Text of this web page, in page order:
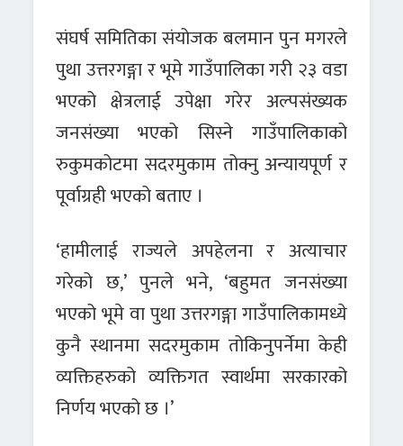
संघर्ष समितिका संयोजक बलमान पुन मगरले
पुथा उत्तरगङ्गा र भूमे गाउँपालिका गरी २३ वडा
भएको क्षेत्रलाई उपेक्षा गरेर अल्पसंख्यक
जनसंख्या भएको सिस्ने गाउँपालिकाको
रुकुमकोटमा सदरमुकाम तोक्नु अन्यायपूर्ण र
पूर्वाग्रही भएको बताए ।
‘हामीलाई राज्यले अपहेलना र अत्याचार
गरेको छ,’ पुनले भने, ‘बहुमत जनसंख्या
भएको भूमे वा पुथा उत्तरगङ्गा गाउँपालिकामध्ये
कुनै स्थानमा सदरमुकाम तोकिनुपर्नेमा केही
व्यक्तिहरुको व्यक्तिगत स्वार्थमा सरकारको
निर्णय भएको छ ।’